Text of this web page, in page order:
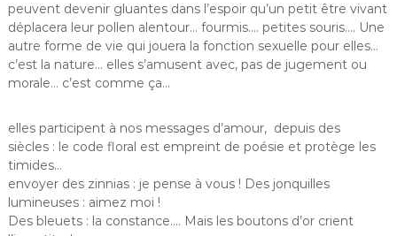
peuvent devenir gluantes dans l’espoir qu’un petit être vivant
déplacera leur pollen alentour… fourmis…. petites souris…. Une
autre forme de vie qui jouera la fonction sexuelle pour elles…
c’est la nature… elles s’amusent avec, pas de jugement ou
morale… c’est comme ça…
elles participent à nos messages d’amour, depuis des
siècles : le code floral est empreint de poésie et protège les
timides…
envoyer des zinnias : je pense à vous ! Des jonquilles
lumineuses : aimez moi !
Des bleuets : la constance…. Mais les boutons d’or crient